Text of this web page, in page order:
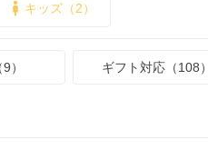
キッズ（2）
） ギフト対応（108）